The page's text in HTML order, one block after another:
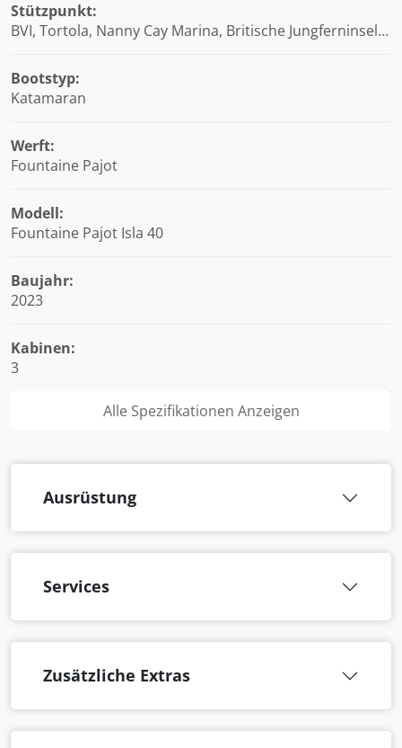
Stützpunkt:
BVI, Tortola, Nanny Cay Marina, Britische Jungferninseln
Bootstyp:
Katamaran
Werft:
Fountaine Pajot
Modell:
Fountaine Pajot Isla 40
Baujahr:
2023
Kabinen:
3
Alle Spezifikationen Anzeigen
Ausrüstung
Services
Zusätzliche Extras